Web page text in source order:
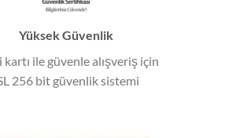
Yüksek Güvenlik
kartı ile güvenle alışveriş için
256 bit güvenlik sistemi